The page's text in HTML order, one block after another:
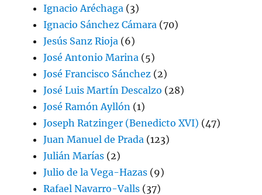
Ignacio Aréchaga (3)
Ignacio Sánchez Cámara (70)
Jesús Sanz Rioja (6)
José Antonio Marina (5)
José Francisco Sánchez (2)
José Luis Martín Descalzo (28)
José Ramón Ayllón (1)
Joseph Ratzinger (Benedicto XVI) (47)
Juan Manuel de Prada (123)
Julián Marías (2)
Julio de la Vega-Hazas (9)
Rafael Navarro-Valls (37)